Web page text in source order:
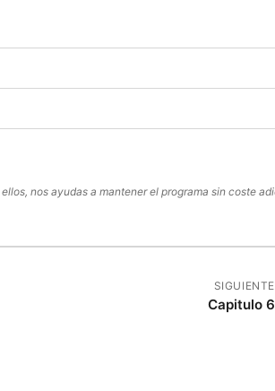
nos ayudas a mantener el programa sin coste
SIGUIENTE
Capitulo 6